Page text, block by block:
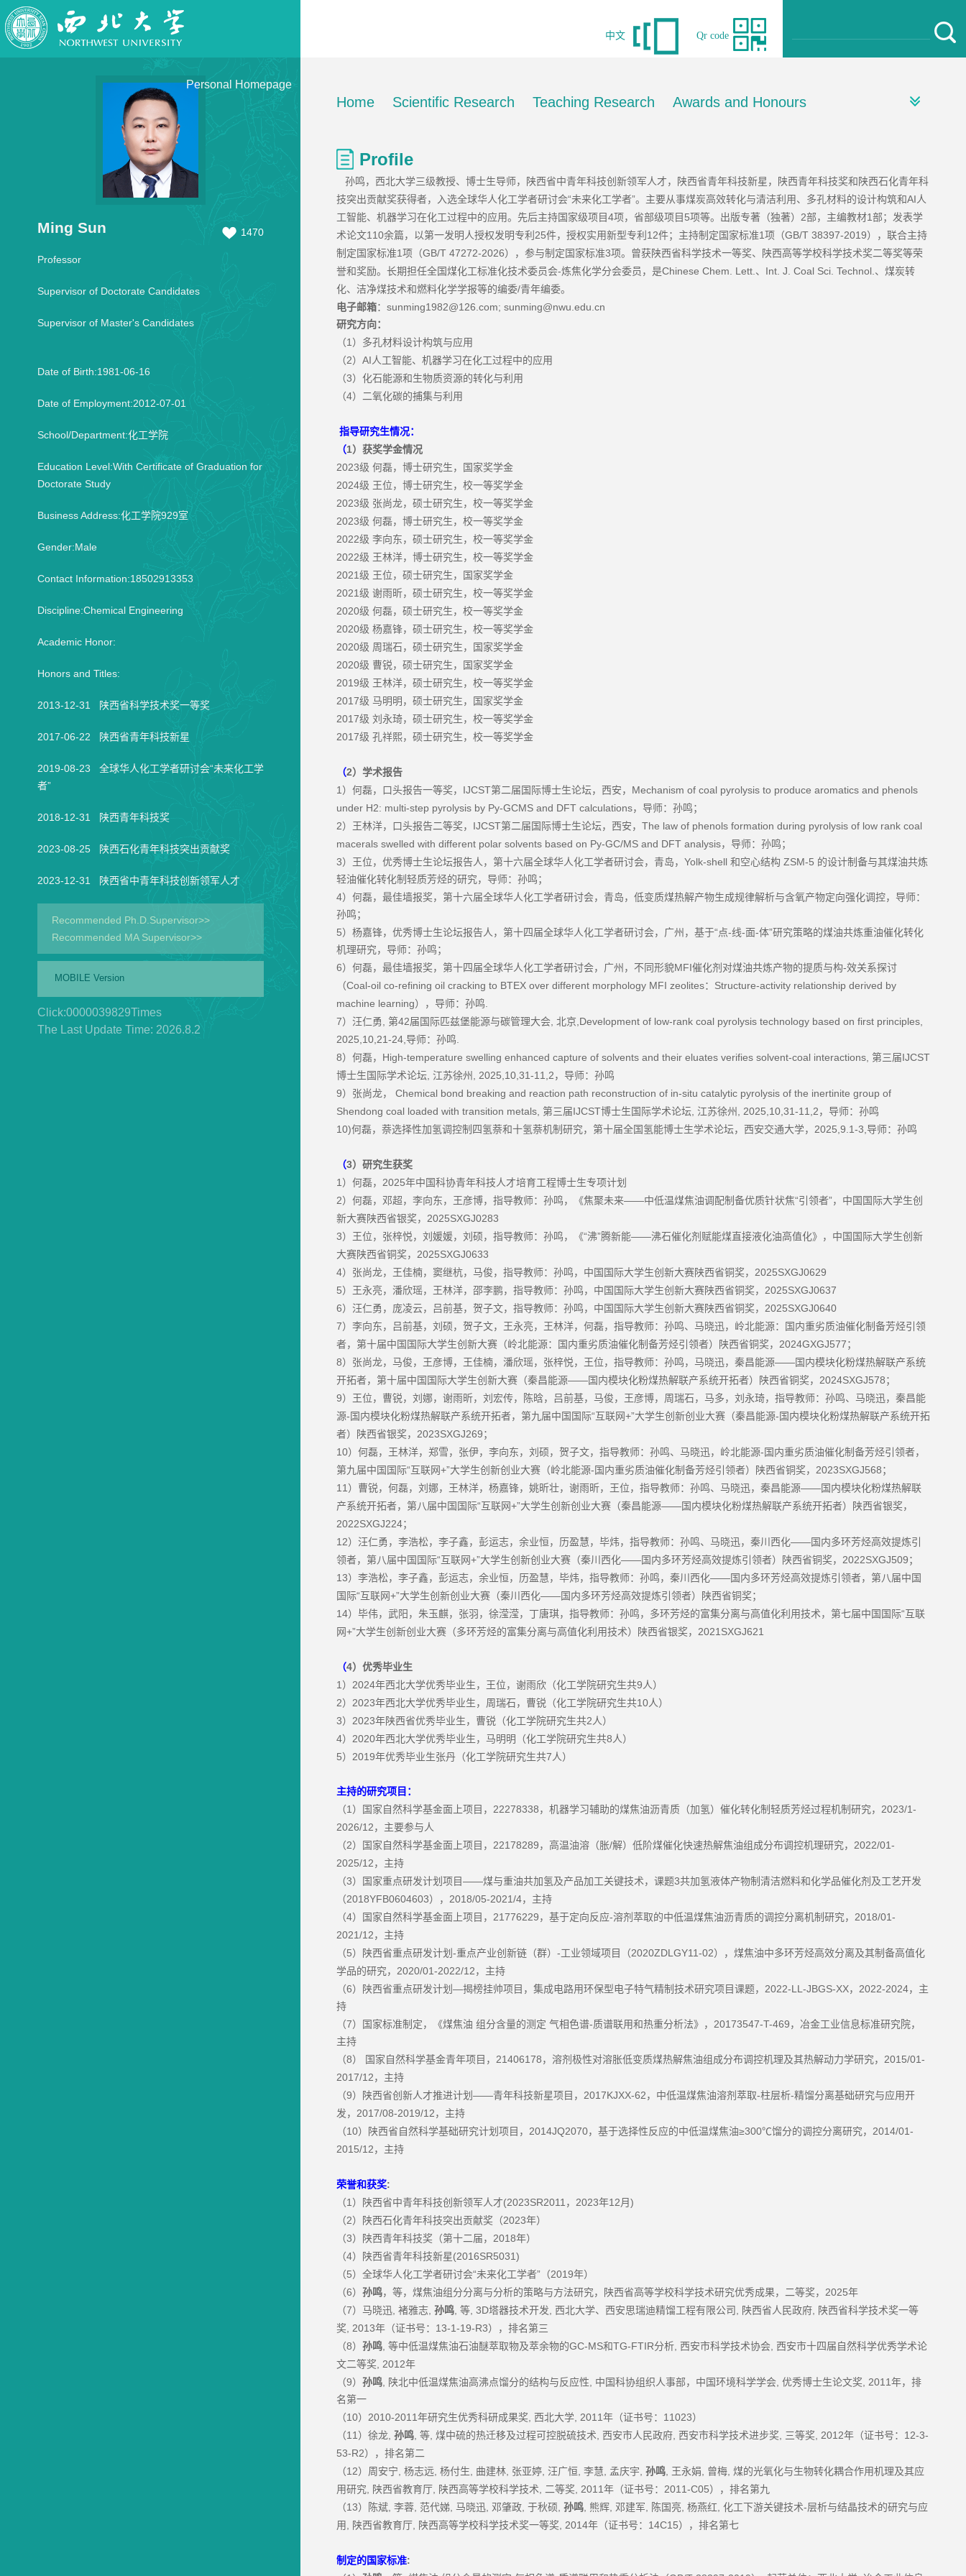
Personal Homepage
Qr code
中文
Ming Sun 1470
Professor
Supervisor of Doctorate Candidates
Supervisor of Master's Candidates
Date of Birth:1981-06-16
Date of Employment:2012-07-01
School/Department:化工学院
Education Level:With Certificate of Graduation for
Doctorate Study
Business Address:化工学院929室
Gender:Male
Contact Information:18502913353
Discipline:Chemical Engineering
Academic Honor:
Honors and Titles:
2013-12-31 陕西省科学技术奖一等奖
2017-06-22 陕西省青年科技新星
2019-08-23 全球华人化工学者研讨会“未来化工学
者”
2018-12-31 陕西青年科技奖
2023-08-25 陕西石化青年科技突出贡献奖
2023-12-31 陕西省中青年科技创新领军人才
Recommended Ph.D.Supervisor>>
Recommended MA Supervisor>>
MOBILE Version
Click:0000039829Times
The Last Update Time: 2026.8.2
Home Scientific Research Teaching Research Awards and Honours
Profile
孙鸣，西北大学三级教授、博士生导师，陕西省中青年科技创新领军人才，陕西省青年科技新星，陕西青年科技奖和陕西石化青年科
技突出贡献奖获得者，入选全球华人化工学者研讨会“未来化工学者”。主要从事煤炭高效转化与清洁利用、多孔材料的设计构筑和AI人
工智能、机器学习在化工过程中的应用。先后主持国家级项目 4项，省部级项目 5项等。出版专著（独著） 2部，主编教材1 部；发表学
术论文110余篇，以第一发明人授权发明专利 25件，授权实用新型专利 12件；主持制定国家标准1 项（GB/T 38397-2019），联合主持
制定国家标准1 项（GB/T 47272-2026），参与制定国家标准3项。曾获陕西省科学技术一等奖、陕西高等学校科学技术奖二等奖等荣
誉和奖励。长期担任全国煤化工标准化技术委员会-炼焦化学分会委员，是Chinese Chem. Lett. 、 Int. J. Coal Sci. Technol. 、煤炭转
化、洁净煤技术和燃料化学学报等的编委/青年编委。
电子邮箱： sunming1982@126.com; sunming@nwu.edu.cn
研究方向：
（1 ）多孔材料设计构筑与应用
（2） AI人工智能、机器学习在化工过程中的应用
（3）化石能源和生物质资源的转化与利用
（4）二氧化碳的捕集与利用
指导研究生情况：
（1）获奖学金情况
2023级 何磊，博士研究生，国家奖学金
2024级 王位，博士研究生，校一等奖学金
2023级 张尚龙，硕士研究生，校一等奖学金
2023级 何磊，博士研究生，校一等奖学金
2022级 李向东，硕士研究生，校一等奖学金
2022级 王林洋，博士研究生，校一等奖学金
2021 级 王位，硕士研究生，国家奖学金
2021 级 谢雨昕，硕士研究生，校一等奖学金
2020级 何磊，硕士研究生，校一等奖学金
2020级 杨嘉锋，硕士研究生，校一等奖学金
2020级 周瑞石，硕士研究生，国家奖学金
2020级 曹锐，硕士研究生，国家奖学金
2019级 王林洋，硕士研究生，校一等奖学金
2017级 马明明，硕士研究生，国家奖学金
2017级 刘永琦，硕士研究生，校一等奖学金
2017级 孔祥熙，硕士研究生，校一等奖学金
（2）学术报告
1 ）何磊，口头报告一等奖， IJCST第二届国际博士生论坛，西安， Mechanism of coal pyrolysis to produce aromatics and phenols
under H2: multi-step pyrolysis by Py-GCMS and DFT calculations，导师：孙鸣；
2）王林洋，口头报告二等奖， IJCST第二届国际博士生论坛，西安， The law of phenols formation during pyrolysis of low rank coal
macerals swelled with different polar solvents based on Py-GC/MS and DFT analysis，导师：孙鸣；
3）王位，优秀博士生论坛报告人，第十六届全球华人化工学者研讨会，青岛， Yolk-shell 和空心结构 ZSM-5 的设计制备与其煤油共炼
轻油催化转化制轻质芳烃的研究，导师：孙鸣；
4）何磊，最佳墙报奖，第十六届全球华人化工学者研讨会，青岛，低变质煤热解产物生成规律解析与含氧产物定向强化调控，导师：
孙鸣；
5）杨嘉锋，优秀博士生论坛报告人，第十四届全球华人化工学者研讨会，广州，基于“点-线-面-体”研究策略的煤油共炼重油催化转化
机理研究，导师：孙鸣；
6）何磊，最佳墙报奖，第十四届全球华人化工学者研讨会，广州，不同形貌MFI催化剂对煤油共炼产物的提质与构-效关系探讨
（Coal-oil co-refining oil cracking to BTEX over different morphology MFI zeolites： Structure-activity relationship derived by
machine learning），导师：孙鸣
7）汪仁勇 第42届国际匹兹堡能源与碳管理大会 北京 ,Development of low-rank coal pyrolysis technology based on first principles,
2025,10,21-24, 导师：孙鸣
8）何磊， High-temperature swelling enhanced capture of solvents and their eluates verifies solvent-coal interactions, 第三届IJCST
博士生国际学术论坛 江苏徐州 , 2025,10,31-11,2 ，导师：孙鸣
9）张尚龙，
Chemical bond breaking and reaction path reconstruction of in-situ catalytic pyrolysis of the inertinite group of
Shendong coal loaded with transition metals, 第三届IJCST博士生国际学术论坛 江苏徐州 , 2025,10,31-11,2 ，导师：孙鸣
10)何磊，萘选择性加氢调控制四氢萘和十氢萘机制研究，第十届全国氢能博士生学术论坛，西安交通大学， 2025,9.1-3, 导师：孙鸣
（3）研究生获奖
1 ）何磊， 2025年中国科协青年科技人才培育工程博士生专项计划
2）何磊，邓超，李向东，王彦博，指导教师：孙鸣，《焦聚未来——中低温煤焦油调配制备优质针状焦“引领者” ，中国国际大学生创
新大赛陕西省银奖， 2025SXGJ0283
3）王位，张梓悦，刘媛媛，刘硕，指导教师：孙鸣，《“沸”腾新能——沸石催化剂赋能煤直接液化油高值化》，中国国际大学生创新
大赛陕西省铜奖， 2025SXGJ0633
4）张尚龙，王佳楠，窦继杭，马俊，指导教师：孙鸣，中国国际大学生创新大赛陕西省铜奖， 2025SXGJ0629
5）王永亮，潘欣瑶，王林洋，邵李鹏，指导教师：孙鸣，中国国际大学生创新大赛陕西省铜奖， 2025SXGJ0637
6）汪仁勇，庞凌云，吕前基，贺子文，指导教师：孙鸣，中国国际大学生创新大赛陕西省铜奖， 2025SXGJ0640
7）李向东，吕前基，刘硕，贺子文，王永亮，王林洋，何磊，指导教师：孙鸣、马晓迅，岭北能源：国内重劣质油催化制备芳烃引领
者，第十届中国国际大学生创新大赛（岭北能源：国内重劣质油催化制备芳烃引领者）陕西省铜奖， 2024GXGJ577 ；
8）张尚龙，马俊，王彦博，王佳楠，潘欣瑶，张梓悦，王位，指导教师：孙鸣，马晓迅，秦昌能源—— 国内模块化粉煤热解联产系统
开拓者，第十届中国国际大学生创新大赛（秦昌能源—— 国内模块化粉煤热解联产系统开拓者）陕西省铜奖， 2024SXGJ578 ；
9）王位，曹锐，刘娜，谢雨昕，刘宏传，陈晗，吕前基，马俊，王彦博，周瑞石，马多，刘永琦，指导教师：孙鸣、马晓迅，秦昌能
源- 国内模块化粉煤热解联产系统开拓者，第九届中国国际“ 互联网 +”大学生创新创业大赛（秦昌能源- 国内模块化粉煤热解联产系统开拓
者）陕西省银奖， 2023SXGJ269 ；
10）何磊，王林洋，郑雪，张伊，李向东，刘硕，贺子文，指导教师：孙鸣、马晓迅，岭北能源- 国内重劣质油催化制备芳烃引领者，
第九届中国国际“ 互联网 +”大学生创新创业大赛（岭北能源- 国内重劣质油催化制备芳烃引领者）陕西省铜奖， 2023SXGJ568 ；
11 ）曹锐，何磊，刘娜，王林洋，杨嘉锋，姚昕壮，谢雨昕，王位，指导教师：孙鸣、马晓迅，秦昌能源—— 国内模块化粉煤热解联
产系统开拓者，第八届中国国际“ 互联网 +”大学生创新创业大赛（秦昌能源—— 国内模块化粉煤热解联产系统开拓者）陕西省银奖，
2022SXGJ224；
12）汪仁勇，李浩松，李子鑫，彭运志，余业恒，历盈慧，毕炜，指导教师：孙鸣、马晓迅，秦川西化—— 国内多环芳烃高效提炼引
领者，第八届中国国际“ 互联网 +”大学生创新创业大赛（秦川西化—— 国内多环芳烃高效提炼引领者）陕西省铜奖， 2022SXGJ509 ；
13）李浩松，李子鑫，彭运志，余业恒，历盈慧，毕炜，指导教师：孙鸣，秦川西化—— 国内多环芳烃高效提炼引领者，第八届中国
国际“ 互联网 +”大学生创新创业大赛（秦川西化—— 国内多环芳烃高效提炼引领者）陕西省铜奖；
14）毕伟，武阳，朱玉麒，张羽，徐滢滢，丁唐琪，指导教师：孙鸣，多环芳烃的富集分离与高值化利用技术，第七届中国国际“ 互联
网 +”大学生创新创业大赛（多环芳烃的富集分离与高值化利用技术）陕西省银奖， 2021SXGJ621
（4）优秀毕业生
1 ） 2024年西北大学优秀毕业生，王位，谢雨欣（化工学院研究生共9人）
2） 2023年西北大学优秀毕业生，周瑞石，曹锐（化工学院研究生共10人）
3） 2023年陕西省优秀毕业生，曹锐（化工学院研究生共2人）
4） 2020年西北大学优秀毕业生，马明明（化工学院研究生共8人）
5） 2019年优秀毕业生张丹（化工学院研究生共7人）
主持的研究项目：
（1 ）国家自然科学基金面上项目， 22278338 ，机器学习辅助的煤焦油沥青质（加氢）催化转化制轻质芳烃过程机制研究， 2023/1-
2026/12 ，主要参与人
（2）国家自然科学基金面上项目， 22178289 ，高温油溶（胀/解）低阶煤催化快速热解焦油组成分布调控机理研究， 2022/01-
2025/12 ，主持
（3）国家重点研发计划项目 ——煤与重油共加氢及产品加工关键技术，课题3共加氢液体产物制清洁燃料和化学品催化剂及工艺开发
（2018YFB0604603）， 2018/05-2021/4，主持
（4）国家自然科学基金面上项目， 21776229 ，基于定向反应-溶剂萃取的中低温煤焦油沥青质的调控分离机制研究， 2018/01-
2021/12 ，主持
（5）陕西省重点研发计划 -重点产业创新链（群） -工业领域项目（2020ZDLGY11-02），煤焦油中多环芳烃高效分离及其制备高值化
学品的研究， 2020/01-2022/12 ，主持
（6）陕西省重点研发计划 —揭榜挂帅项目，集成电路用环保型电子特气精制技术研究项目课题， 2022-LL-JBGS-XX， 2022-2024，主
持
（7）国家标准制定，《煤焦油 组分含量的测定 气相色谱-质谱联用和热重分析法》， 20173547-T-469 ，冶金工业信息标准研究院，
主持
（8） 国家自然科学基金青年项目， 21406178 ，溶剂极性对溶胀低变质煤热解焦油组成分布调控机理及其热解动力学研究， 2015/01-
2017/12 ，主持
（9）陕西省创新人才推进计划 ——青年科技新星项目， 2017KJXX-62 ，中低温煤焦油溶剂萃取-柱层析-精馏分离基础研究与应用开
发， 2017/08-2019/12 ，主持
（10）陕西省自然科学基础研究计划项目， 2014JQ2070，基于选择性反应的中低温煤焦油≥300℃馏分的调控分离研究， 2014/01-
2015/12 ，主持
荣誉和获奖:
（1 ）陕西省中青年科技创新领军人才(2023SR2011 ， 2023年12月 )
（2）陕西石化青年科技突出贡献奖（2023年）
（3）陕西青年科技奖（第十二届， 2018年）
（4）陕西省青年科技新星(2016SR5031)
（5）全球华人化工学者研讨会“未来化工学者” （2019年）
（6） 孙鸣，等，煤焦油组分分离与分析的策略与方法研究，陕西省高等学校科学技术研究优秀成果，二等奖， 2025年
（7）马晓迅 褚雅志 孙鸣 等 , 3D塔器技术开发 西北大学、西安思瑞迪精馏工程有限公司 陕西省人民政府
陕西省科学技术奖一等
奖 , 2013年（证书号： 13-1-19-R3），排名第三
（8） 孙鸣 等中低温煤焦油石油醚萃取物及萃余物的GC-MS和TG-FTIR分析 西安市科学技术协会 西安市十四届自然科学优秀学术论
文二等奖 , 2012年
（9） 孙鸣 陕北中低温煤焦油高沸点馏分的结构与反应性 中国科协组织人事部，中国环境科学学会 优秀博士生论文奖 , 2011 年，排
名第一
（10） 2010-2011 年研究生优秀科研成果奖 西北大学 , 2011 年（证书号： 11023）
（11 ）徐龙 孙鸣 等 煤中硫的热迁移及过程可控脱硫技术 西安市人民政府 西安市科学技术进步奖 三等奖 , 2012年（证书号： 12-3-
53-R2），排名第二
（12）周安宁 杨志远 杨付生 曲建林 张亚婷 汪广恒 李慧 孟庆宇 孙鸣 王永娟 曾梅 煤的光氧化与生物转化耦合作用机理及其应
用研究
陕西省教育厅 陕西高等学校科学技术 二等奖 , 2011 年（证书号： 2011-C05），排名第九
（13）陈斌 李蓉 范代娣 马晓迅 邓肇政 于秋硕 孙鸣 熊辉 邓建军 陈国亮 杨燕红 化工下游关键技术-层析与结晶技术的研究与应
用
陕西省教育厅 陕西高等学校科学技术奖一等奖 , 2014年（证书号： 14C15），排名第七
制定的国家标准: